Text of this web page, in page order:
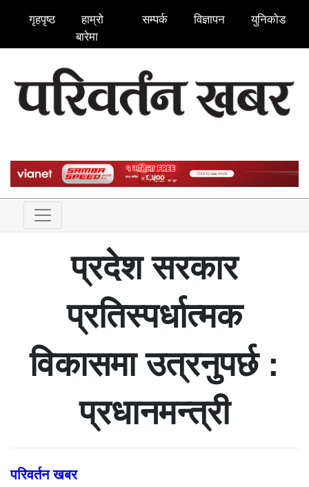
गृहपृष्ठ
हाम्रो
बारेमा
सम्पर्क विज्ञापन युनिकोड
प्रदेश सरकार
प्रतिस्पर्धात्मक
विकासमा उत्रनुपर्छ :
प्रधानमन्त्री
परिवर्तन खबर